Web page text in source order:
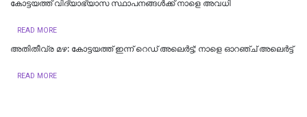
കോട്ടയത്ത് വിദ്യാഭ്യാസ സ്ഥാപനങ്ങൾക്ക് നാളെ അവധി
READ MORE
അതിതീവ്ര മഴ: കോട്ടയത്ത് ഇന്ന് റെഡ് അലെർട്ട്; നാളെ ഓറഞ്ച് അലെര്‍ട്ട്
READ MORE